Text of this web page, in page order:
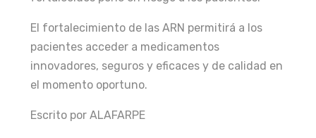
El fortalecimiento de las ARN permitirá a los
pacientes acceder a medicamentos
innovadores, seguros y eficaces y de calidad en
el momento oportuno.
Escrito por ALAFARPE